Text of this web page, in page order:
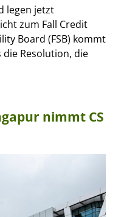
legen jetzt
zum Fall Credit
Board (FSB) kommt
die Resolution, die
nimmt CS